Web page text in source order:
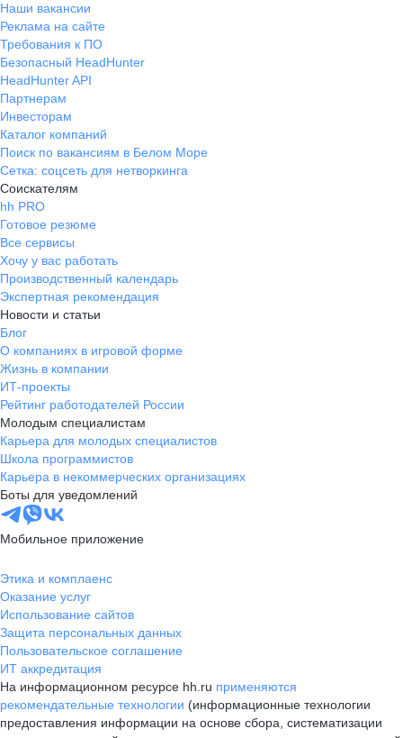
Наши вакансии
Реклама на сайте
Требования к ПО
Безопасный HeadHunter
HeadHunter API
Партнерам
Инвесторам
Каталог компаний
Поиск по вакансиям в Белом Море
Сетка: соцсеть для нетворкинга
Соискателям
hh PRO
Готовое резюме
Все сервисы
Хочу у вас работать
Производственный календарь
Экспертная рекомендация
Новости и статьи
Блог
О компаниях в игровой форме
Жизнь в компании
ИТ-проекты
Рейтинг работодателей России
Молодым специалистам
Карьера для молодых специалистов
Школа программистов
Карьера в некоммерческих организациях
Боты для уведомлений
Мобильное приложение
Этика и комплаенс
Оказание услуг
Использование сайтов
Защита персональных данных
Пользовательское соглашение
ИТ аккредитация
На информационном ресурсе hh.ru применяются
рекомендательные технологии (информационные технологии
предоставления информации на основе сбора, систематизации